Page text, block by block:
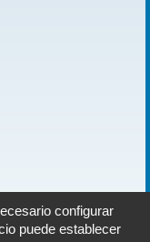
los horarios sonUTC+02:00
configurar
puede establecer